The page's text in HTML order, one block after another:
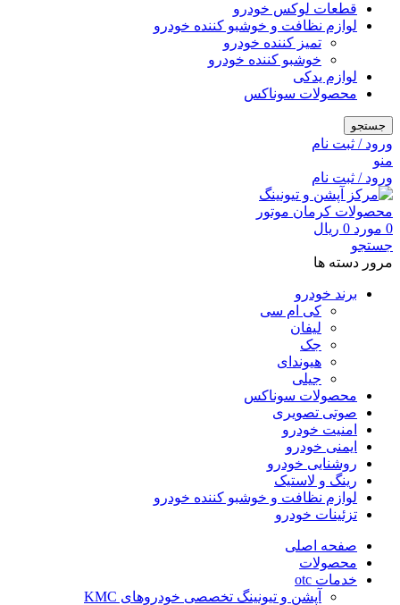
قطعات لوکس خودرو
لوازم نظافت و خوشبو کننده خودرو
تمیز کننده خودرو
خوشبو کننده خودرو
لوازم یدکی
محصولات سوناکس
جستجو
ورود / ثبت نام
منو
ورود / ثبت نام
0 مورد 0 ریال
جستجو
مرور دسته ها
برند خودرو
کی ام سی
لیفان
جک
هیوندای
جیلی
محصولات سوناکس
صوتی تصویری
امنیت خودرو
ایمنی خودرو
روشنایی خودرو
رینگ و لاستیک
لوازم نظافت و خوشبو کننده خودرو
تزئینات خودرو
صفحه اصلی
محصولات
خدمات otc
آپشن و تیونینگ تخصصی خودروهای KMC